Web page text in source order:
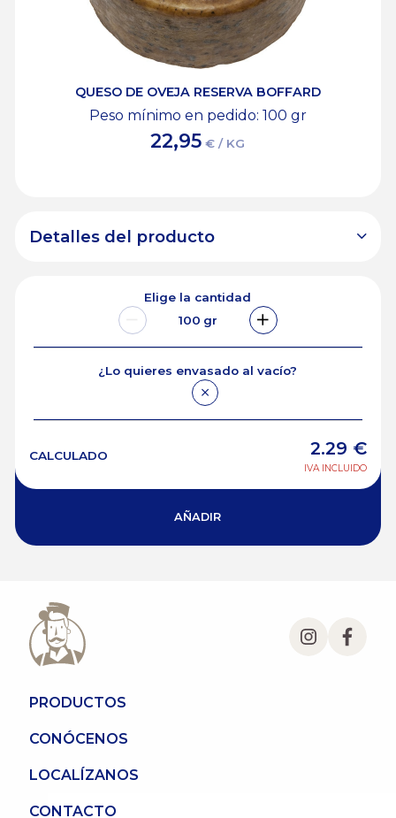
QUESO DE OVEJA RESERVA BOFFARD
Peso mínimo en pedido: 100 gr
22,95 € / KG
Detalles del producto
Elige la cantidad
100 gr
¿Lo quieres envasado al vacío?
CALCULADO 2.29 €
IVA INCLUIDO
AÑADIR
PRODUCTOS
CONÓCENOS
LOCALÍZANOS
CONTACTO